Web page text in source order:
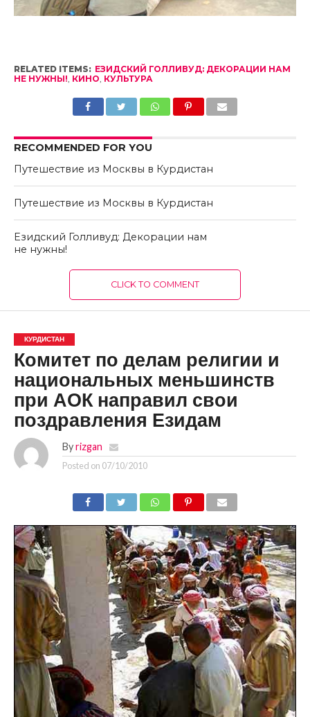
RELATED ITEMS: ЕЗИДСКИЙ ГОЛЛИВУД: ДЕКОРАЦИИ НАМ
НЕ НУЖНЫ!, КИНО, КУЛЬТУРА
RECOMMENDED FOR YOU
Путешествие из Москвы в Курдистан
Путешествие из Москвы в Курдистан
Езидский Голливуд: Декорации нам
не нужны!
CLICK TO COMMENT
КУРДИСТАН
Комитет по делам религии и
национальных меньшинств
при АОК направил свои
поздравления Езидам
By rizgan
Posted on 07/10/2010